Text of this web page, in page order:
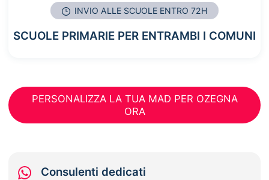
INVIO ALLE SCUOLE ENTRO 72H
SCUOLE PRIMARIE PER ENTRAMBI I COMUNI
PERSONALIZZA LA TUA MAD PER OZEGNA
ORA
Consulenti dedicati